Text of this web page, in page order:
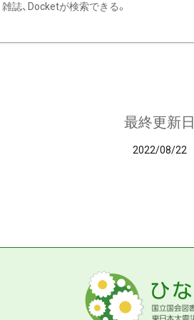
雑誌、Docketが検索できる。
最終更新日
2022/08/22